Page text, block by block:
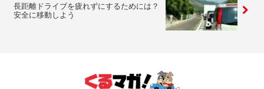
長距離ドライブを疲れずにするためには？
安全に移動しよう